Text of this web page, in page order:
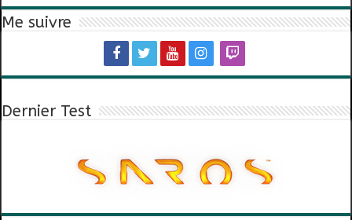
Me suivre
Dernier Test